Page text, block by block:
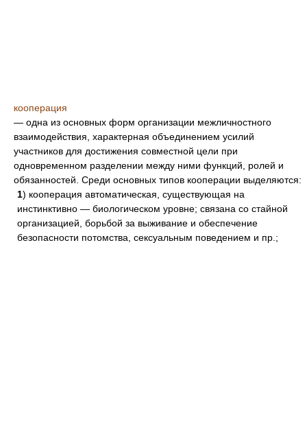
кооперация
— одна из основных форм организации межличностного
взаимодействия, характерная объединением усилий
участников для достижения совместной цели при
одновременном разделении между ними функций, ролей и
обязанностей. Среди основных типов кооперации выделяются:
1) кооперация автоматическая, существующая на
инстинктивно — биологическом уровне; связана со стайной
организацией, борьбой за выживание и обеспечение
безопасности потомства, сексуальным поведением и пр.;